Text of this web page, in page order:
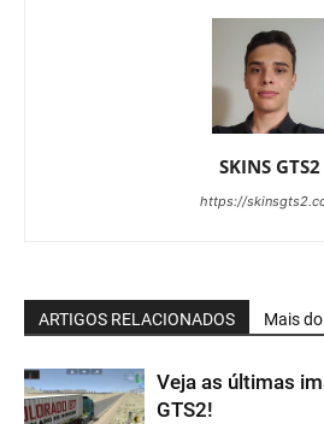
SKINS GTS2
https://
ARTIGOS RELACIONADOS Mais
Veja as últimas
GTS2!